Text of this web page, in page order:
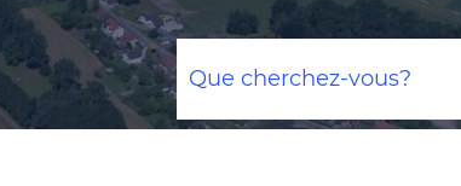
Mots
clés